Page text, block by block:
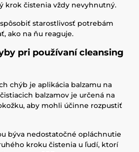
krok čistenia vždy nevyhnutný.
starostlivosť potrebám
ako na ňu reaguje.
pri používaní cleansing
chýb je aplikácia balzamu na
balzamov je určená na
aby mohli účinne rozpustiť
býva nedostatočné opláchnutie
kroku čistenia u ľudí, ktorí